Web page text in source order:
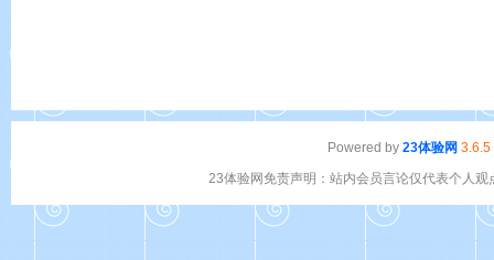
Powered by 23体验网 3.6.5
23体验网免责声明：站内会员言论仅代表个人